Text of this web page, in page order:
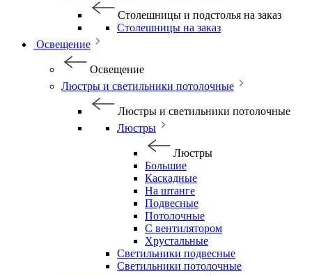
Столешницы и подстолья на заказ
Столешницы на заказ
Освещение
Освещение
Люстры и светильники потолочные
Люстры и светильники потолочные
Люстры
Люстры
Большие
Каскадные
На штанге
Подвесные
Потолочные
С вентилятором
Хрустальные
Светильники подвесные
Светильники потолочные